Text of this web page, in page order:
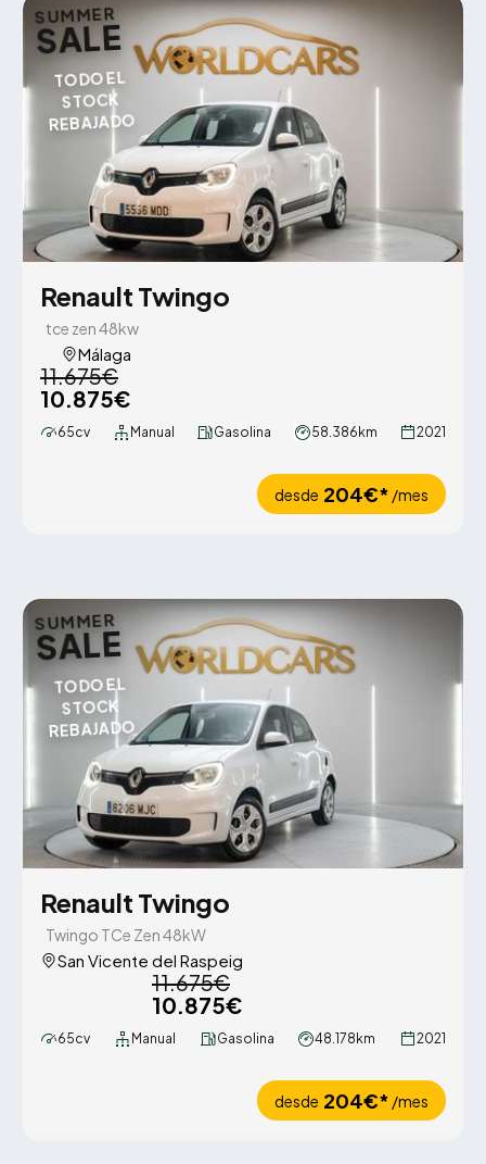
SUMMER
SALE
TODO EL
STOCK
REBAJADO
Renault Twingo
tce zen 48kw
Málaga
11.675€
10.875€
65cv Manual Gasolina 58.386km 2021
desde 204€* /mes
SUMMER
SALE
TODO EL
STOCK
REBAJADO
Renault Twingo
Twingo TCe Zen 48kW
San Vicente del Raspeig
11.675€
10.875€
65cv Manual Gasolina 48.178km 2021
desde 204€* /mes